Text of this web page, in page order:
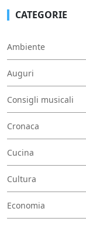
CATEGORIE
Ambiente
Auguri
Consigli musicali
Cronaca
Cucina
Cultura
Economia